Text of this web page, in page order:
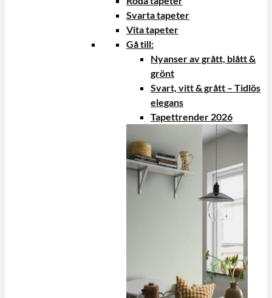
Svarta tapeter
Vita tapeter
Gå till:
Nyanser av grått, blått &
grönt
Svart, vitt & grått – Tidlös
elegans
Tapettrender 2026